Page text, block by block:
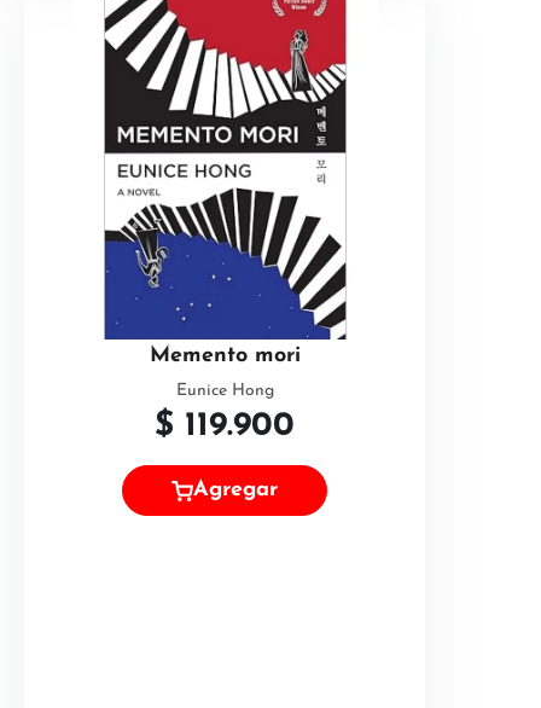
Memento mori
Eunice Hong
$ 119.900
Agregar